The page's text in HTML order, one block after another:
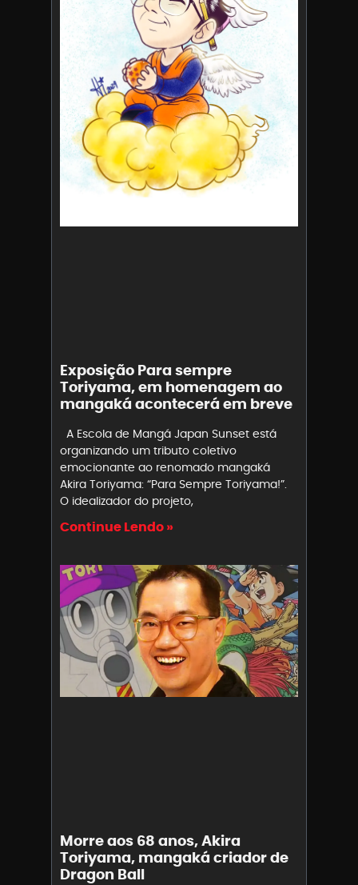
Exposição Para sempre
Toriyama, em homenagem ao
mangaká acontecerá em breve
A Escola de Mangá Japan Sunset está
organizando um tributo coletivo
emocionante ao renomado mangaká
Akira Toriyama: “Para Sempre Toriyama!”.
O idealizador do projeto,
Continue Lendo »
Morre aos 68 anos, Akira
Toriyama, mangaká criador de
Dragon Ball